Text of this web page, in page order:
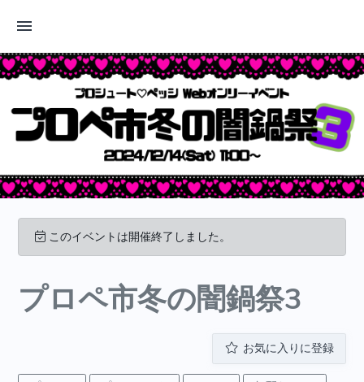
このイベントは開催終了しました。
プロペ市冬の闇鍋祭3
お気に入りに登録